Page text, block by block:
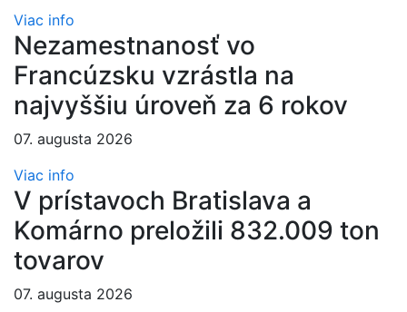
Viac info
Nezamestnanosť vo
Francúzsku vzrástla na
najvyššiu úroveň za 6 rokov
07. augusta 2026
Viac info
V prístavoch Bratislava a
Komárno preložili 832.009 ton
tovarov
07. augusta 2026